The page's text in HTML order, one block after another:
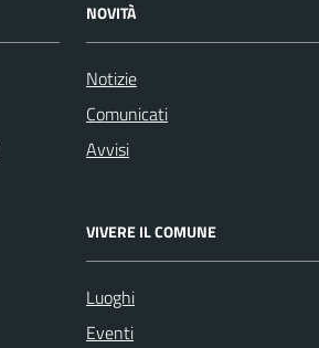
NOVITÀ
Notizie
Comunicati
Avvisi
VIVERE IL COMUNE
Luoghi
Eventi